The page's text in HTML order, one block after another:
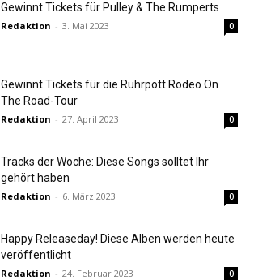
Gewinnt Tickets für Pulley & The Rumperts
Redaktion - 3. Mai 2023 0
Gewinnt Tickets für die Ruhrpott Rodeo On
The Road-Tour
Redaktion - 27. April 2023 0
Tracks der Woche: Diese Songs solltet Ihr
gehört haben
Redaktion - 6. März 2023 0
Happy Releaseday! Diese Alben werden heute
veröffentlicht
Redaktion - 24. Februar 2023 0